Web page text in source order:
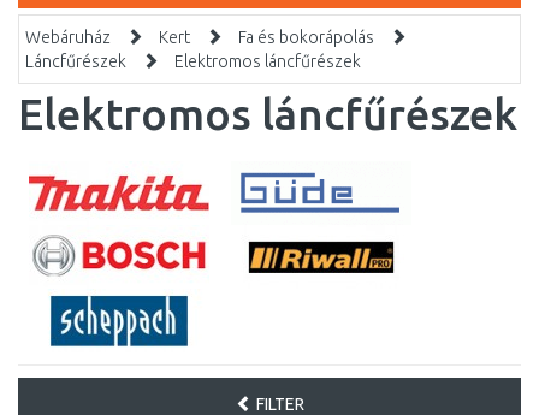
Webáruház Kert
Fa és bokorápolás
Láncfűrészek
Elektromos láncfűrészek
Elektromos láncfűrészek
FILTER